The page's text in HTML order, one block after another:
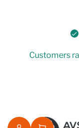
Customers